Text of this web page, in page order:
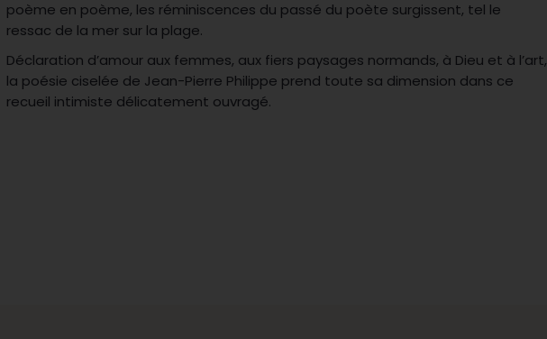
poème en poème, les réminiscences du passé du poète surgissent, tel le
ressac de la mer sur la plage.
Déclaration d’amour aux femmes, aux fiers paysages normands, à Dieu et à l’art,
la poésie ciselée de Jean-Pierre Philippe prend toute sa dimension dans ce
recueil intimiste délicatement ouvragé.